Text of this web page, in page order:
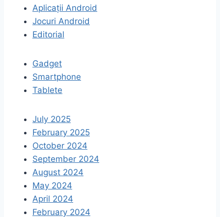
Aplicații Android
Jocuri Android
Editorial
Gadget
Smartphone
Tablete
July 2025
February 2025
October 2024
September 2024
August 2024
May 2024
April 2024
February 2024